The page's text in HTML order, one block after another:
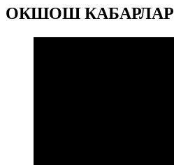
ОКШОШ КАБАРЛАР